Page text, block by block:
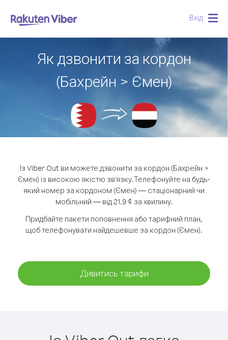
Вхід
Як дзвонити за кордон
(Бахрейн > Ємен)
Із Viber Out ви можете дзвонити за кордон (Бахрейн >
Ємен) із високою якістю зв'язку.Телефонуйте на будь-
який номер за кордоном (Ємен) — стаціонарний чи
мобільний — від 21.9 ¢ за хвилину.
Придбайте пакети поповнення або тарифний план,
щоб телефонувати найдешевше за кордон (Ємен).
Дивитись тарифи